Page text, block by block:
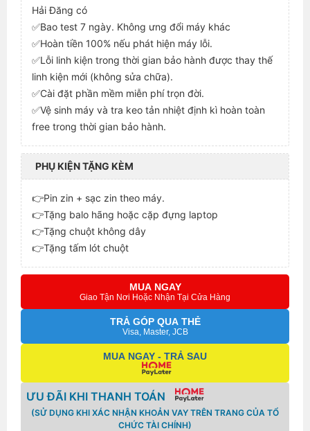
Hải Đăng có
✅Bao test 7 ngày. Không ưng đổi máy khác
✅Hoàn tiền 100% nếu phát hiện máy lỗi.
✅Lỗi linh kiện trong thời gian bảo hành được thay thế
linh kiện mới (không sửa chữa).
✅Cài đặt phần mềm miễn phí trọn đời.
✅Vệ sinh máy và tra keo tản nhiệt định kì hoàn toàn
free trong thời gian bảo hành.
PHỤ KIỆN TẶNG KÈM
👉Pin zin + sạc zin theo máy.
👉Tặng balo hãng hoặc cặp đựng laptop
👉Tặng chuột không dây
👉Tặng tấm lót chuột
MUA NGAY
Giao Tận Nơi Hoặc Nhận Tại Cửa Hàng
TRẢ GÓP QUA THẺ
Visa, Master, JCB
MUA NGAY - TRẢ SAU
ƯU ĐÃI KHI THANH TOÁN
(SỬ DỤNG KHI XÁC NHẬN KHOẢN VAY TRÊN TRANG CỦA TỔ
CHỨC TÀI CHÍNH)